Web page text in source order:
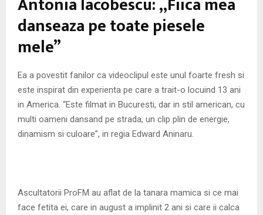
U
danseaza pe toate piesele
mele”
Ea a povestit fanilor ca videoclipul este unul foarte fresh si
este inspirat din experienta pe care a trait-o locuind 13 ani
in America. “Este filmat in Bucuresti, dar in stil american, cu
multi oameni dansand pe strada, un clip plin de energie,
dinamism si culoare”, in regia Edward Aninaru.
Ascultatorii ProFM au aflat de la tanara mamica si ce mai
face fetita ei, care in august a implinit 2 ani si care ii calca